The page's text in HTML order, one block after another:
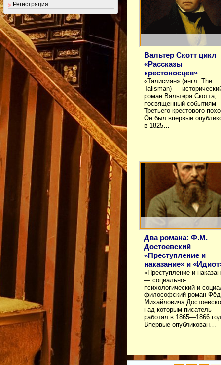
Вальтер Скотт цикл
«Рассказы
крестоносцев»
«Талисман» (англ. The
Talisman) —
роман Вальтера Скотта,
посвященный событиям
Третьего крестового
Он был впервые
в 1825…
Два романа: Ф.М.
Достоевский
«Преступление и
наказание» и
«Преступление и
— социально-
психологический и
философский роман
Михайловича
над которым писатель
работал в 1865—1866
Впервые опубликован…
Регистрация